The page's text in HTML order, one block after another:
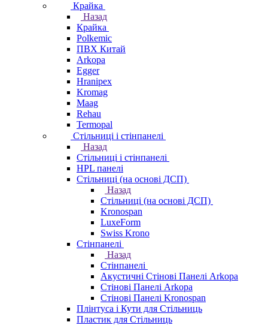
Крайка
Назад
Крайка
Polkemic
ПВХ Китай
Arkopa
Egger
Hranipex
Kromag
Maag
Rehau
Termopal
Стільниці і стінпанелі
Назад
Стільниці і стінпанелі
HPL панелі
Стільниці (на основі ДСП)
Назад
Стільниці (на основі ДСП)
Kronospan
LuxeForm
Swiss Krono
Стінпанелі
Назад
Стінпанелі
Акустичні Стінові Панелі Аrkopa
Стінові Панелі Arkopa
Стінові Панелі Kronospan
Плінтуса і Кути для Стільниць
Пластик для Стільниць